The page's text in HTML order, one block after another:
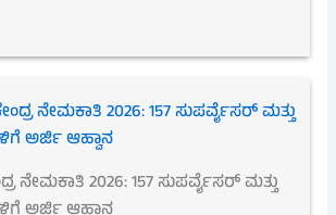
ನೇಮಕಾತಿ 2026: 157 ಸುಪರ್ವೈಸರ್ ಮತ್ತು